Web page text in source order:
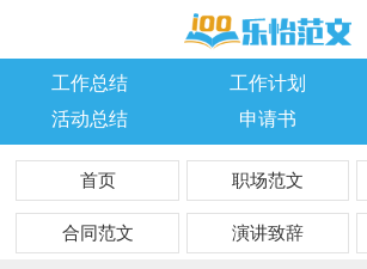
工作总结 工作计划
活动总结
申请书
首页 职场范文
合同范文 演讲致辞